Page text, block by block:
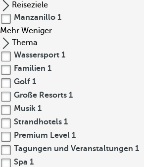
Reiseziele
Manzanillo 1
Mehr Weniger
Thema
Wassersport 1
Familien 1
Golf 1
Große Resorts 1
Musik 1
Strandhotels 1
Premium Level 1
Tagungen und Veranstaltungen 1
Spa 1